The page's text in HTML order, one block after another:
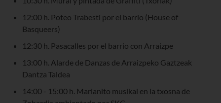
12:00 h. Poteo Trabesti por el barrio (House of
Basqueers)
12:30 h. Pasacalles por el barrio con Arraizpe
13:00 h. Alarde de Danzas de Arraizpeko Gaztzeak
Dantza Taldea
14:00 - 15:00 h. Marianito musikal en la txosna de